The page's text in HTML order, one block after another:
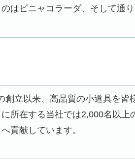
はピニャコラーダ、そして通り
創立以来、高品質の小道具を皆
所在する当社では2,000名以上
貢献しています。